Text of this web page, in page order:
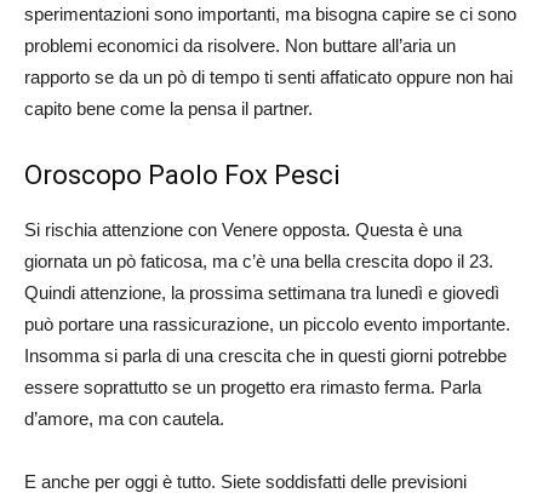
sperimentazioni sono importanti, ma bisogna capire se ci sono
problemi economici da risolvere. Non buttare all’aria un
rapporto se da un pò di tempo ti senti affaticato oppure non hai
capito bene come la pensa il partner.
Oroscopo Paolo Fox Pesci
Si rischia attenzione con Venere opposta. Questa è una
giornata un pò faticosa, ma c’è una bella crescita dopo il 23.
Quindi attenzione, la prossima settimana tra lunedì e giovedì
può portare una rassicurazione, un piccolo evento importante.
Insomma si parla di una crescita che in questi giorni potrebbe
essere soprattutto se un progetto era rimasto ferma. Parla
d’amore, ma con cautela.
E anche per oggi è tutto. Siete soddisfatti delle previsioni